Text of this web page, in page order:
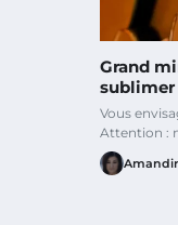
Grand
Vous
Attention :